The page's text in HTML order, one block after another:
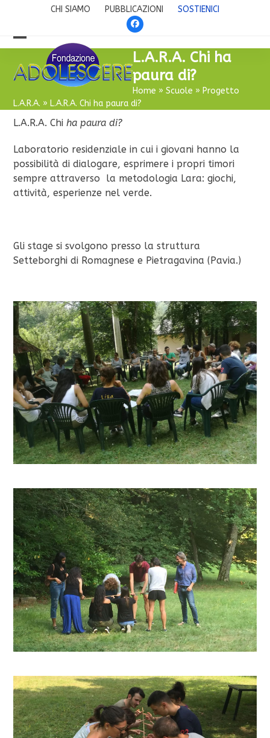
content
CHI SIAMO PUBBLICAZIONI
SOSTIENICI
Facebook
Open
mobile
Close
mobile
L.A.R.A. Chi ha
paura di?
Home »Scuole » Progetto
L.A.R.A. » L.A.R.A. Chi ha paura di?
L.A.R.A. Chiha paura di?
Laboratorio residenziale in cui i giovani hanno la
possibilità di dialogare, esprimere i propri timori
sempre attraverso la metodologia Lara: giochi,
attività, esperienze nel verde.
Gli stage si svolgono presso la struttura
Setteborghi di Romagnese e Pietragavina (Pavia.)